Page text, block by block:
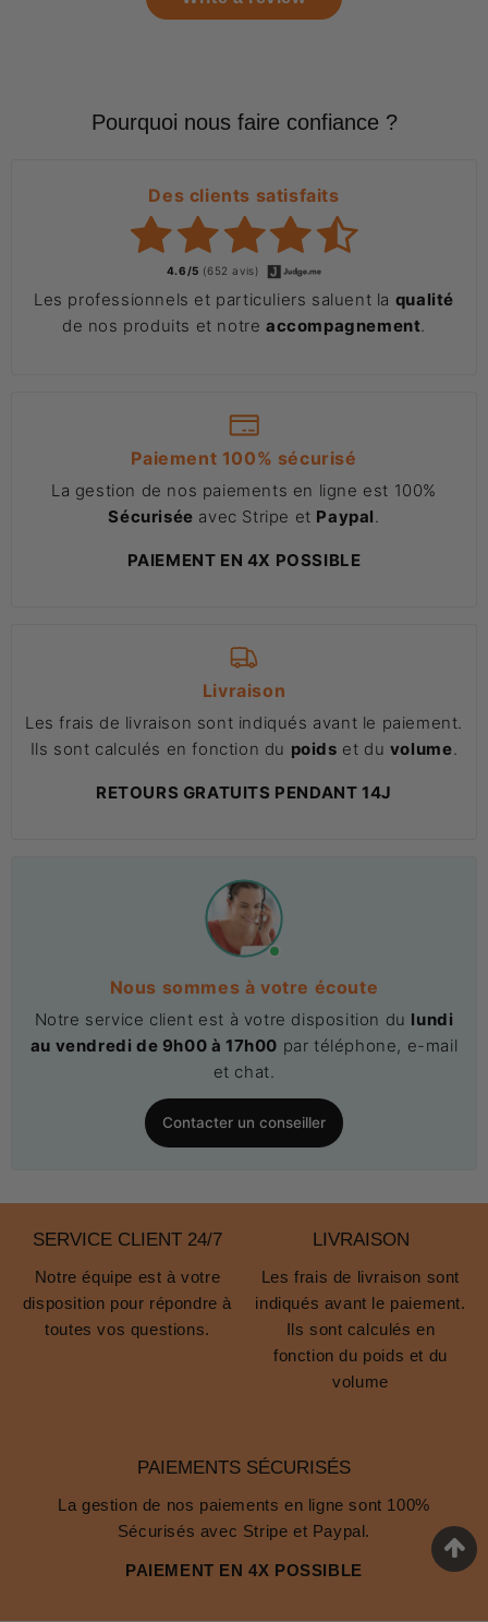
Pourquoi nous faire confiance ?
Des clients satisfaits
4.6/5 (652 avis)
Les professionnels et particuliers saluent la qualité
de nos produits et notre accompagnement.
Paiement 100% sécurisé
La gestion de nos paiements en ligne est 100%
Sécurisée avec Stripe et Paypal.
PAIEMENT EN 4X POSSIBLE
Livraison
Les frais de livraison sont indiqués avant le paiement.
Ils sont calculés en fonction du poids et du volume.
RETOURS GRATUITS PENDANT 14J
Nous sommes à votre écoute
Notre service client est à votre disposition du lundi
au vendredi de 9h00 à 17h00 par téléphone, e-mail
et chat.
Contacter un conseiller
SERVICE CLIENT 24/7
Notre équipe est à votre
disposition pour répondre à
toutes vos questions.
LIVRAISON
Les frais de livraison sont
indiqués avant le paiement.
Ils sont calculés en
fonction du poids et du
volume
PAIEMENTS SÉCURISÉS
La gestion de nos paiements en ligne sont 100%
Sécurisés avec Stripe et Paypal.
PAIEMENT EN 4X POSSIBLE